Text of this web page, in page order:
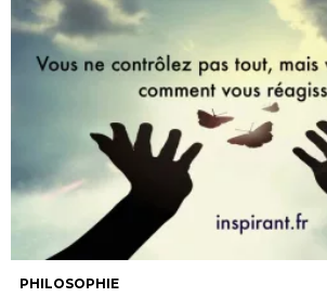
PHILOSOPHIE